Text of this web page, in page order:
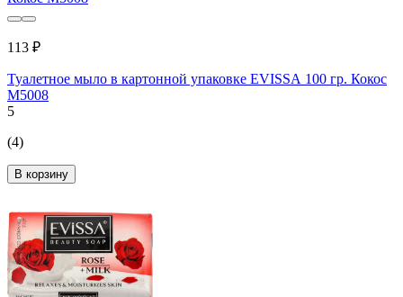
113 ₽
Туалетное мыло в картонной упаковке EVISSА 100 гр. Кокос
М5008
5
(4)
В корзину